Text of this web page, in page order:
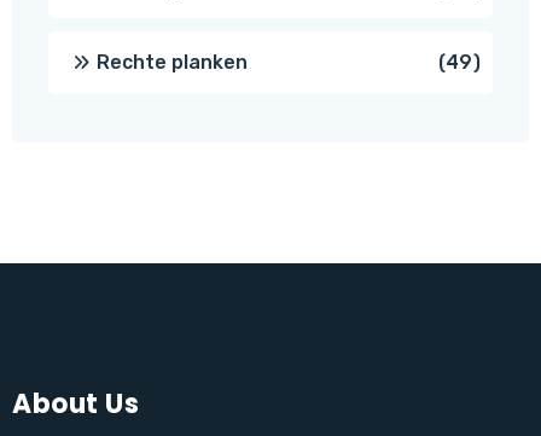
Rechte planken 4949
About Us